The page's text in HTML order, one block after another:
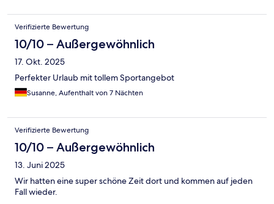
Verifizierte Bewertung
10/10 – Außergewöhnlich
17. Okt. 2025
Perfekter Urlaub mit tollem Sportangebot
Susanne, Aufenthalt von 7 Nächten
Verifizierte Bewertung
10/10 – Außergewöhnlich
13. Juni 2025
Wir hatten eine super schöne Zeit dort und kommen auf jeden
Fall wieder.